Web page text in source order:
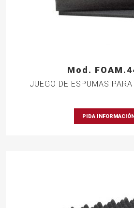
Mod.
JUEGO DE ESPUMAS
PIDA